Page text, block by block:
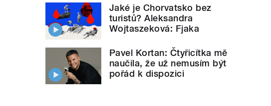
Jaké je Chorvatsko bez
turistů? Aleksandra
Wojtaszeková: Fjaka
Pavel Kortan: Čtyřicítka mě
naučila, že už nemusím být
pořád k dispozici